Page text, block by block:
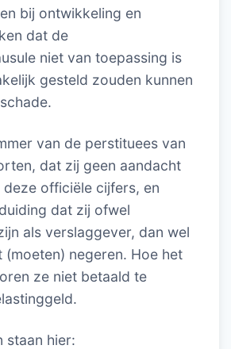
bij ontwikkeling en
dat de
niet van toepassing is
gesteld zouden kunnen
van de perstituees van
dat zij geen aandacht
deze officiële cijfers, en
dat zij ofwel
als verslaggever, dan wel
(moeten) negeren. Hoe het
ze niet betaald te
staan hier: